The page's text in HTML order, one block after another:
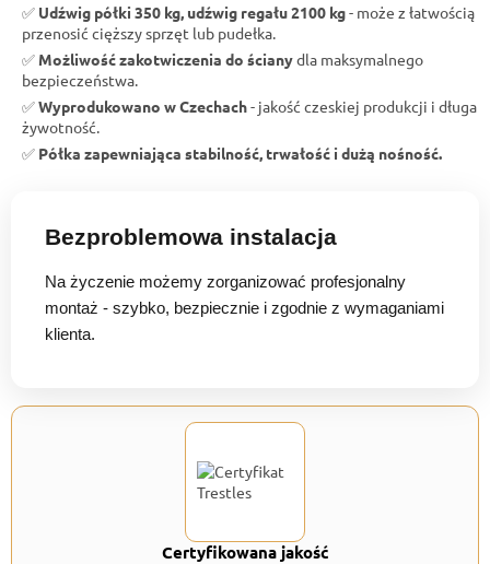
✅ Udźwig półki 350 kg, udźwig regału 2100 kg- może z łatwością
przenosić cięższy sprzęt lub pudełka.
✅ Możliwość zakotwiczenia do ścianydla maksymalnego
bezpieczeństwa.
✅Wyprodukowano w Czechach- jakość czeskiej produkcji i długa
żywotność.
✅ Półka zapewniająca stabilność, trwałość i dużą nośność.
Bezproblemowa instalacja
Na życzenie możemy zorganizować profesjonalny
montaż - szybko, bezpiecznie i zgodnie z wymaganiami
klienta.
Certyfikowana jakość